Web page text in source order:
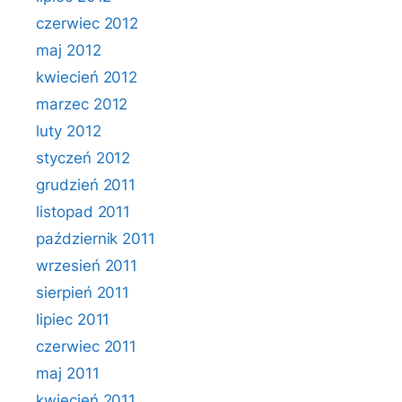
czerwiec 2012
maj 2012
kwiecień 2012
marzec 2012
luty 2012
styczeń 2012
grudzień 2011
listopad 2011
październik 2011
wrzesień 2011
sierpień 2011
lipiec 2011
czerwiec 2011
maj 2011